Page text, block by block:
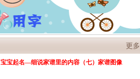
更多
宝宝起名—细说家谱里的内容（七）家谱图像